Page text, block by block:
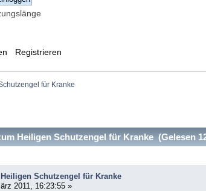
Registrieren
für Kranke
Heiligen Schutzengel für Kranke (Gelesen
Schutzengel für Kranke
2011, 16:23:55 »